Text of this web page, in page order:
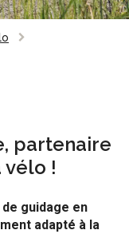
partenaire
vélo !
guidage en
adapté à la